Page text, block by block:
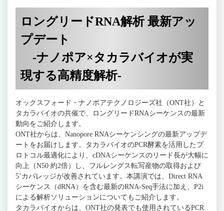
ロングリードRNA解析 最新アッ
プデート
-ナノポア×タカラバイオが実
現する高精度解析-
オックスフォード・ナノポアテクノロジーズ社（ONT社）と
タカラバイオの共催で、ロングリードRNAシーケンスの最新
動向をご紹介します。
ONT社からは、Nanopore RNAシーケンシングの最新アップデ
ートをお届けします。タカラバイオのPCR酵素を活用したプ
ロトコル最適化により、cDNAシーケンスのリード長が大幅に
向上（N50 約2倍）し、フルレングス転写産物の取得および
5’カバレッジが改善されています。本講演では、Direct RNA
シーケンス（dRNA）を含む最新のRNA-Seq手法に加え、P2i
による解析ソリューションについてもご紹介します。
タカラバイオからは、ONT社の発表でも使用されているPCR